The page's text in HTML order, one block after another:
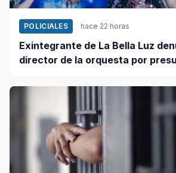
POLICIALES hace 22 horas
Exintegrante de La Bella Luz
director de la orquesta por